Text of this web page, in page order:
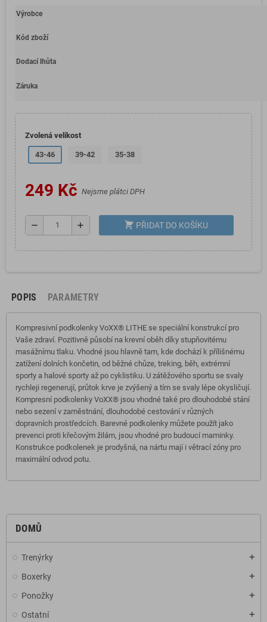
DOMŮ
Trenýrky add
Boxerky add
Ponožky add
Ostatní add
Výrobce
Kód zboží
Dodací lhůta
Záruka
Zvolená velikost
43-46 39-42 35-38
249 Kč Nejsme plátci DPH
remove add shopping_cart PŘIDAT DO KOŠÍKU
POPIS PARAMETRY
Kompresivní podkolenky VoXX® LITHE se speciální konstrukcí pro
Vaše zdraví. Pozitivně působí na krevní oběh díky stupňovitému
masážnímu tlaku. Vhodné jsou hlavně tam, kde dochází k přílišnému
zatížení dolních končetin, od běžné chůze, treking, běh, extrémní
sporty a halové sporty až po cyklistiku. U zátěžového sportu se svaly
rychleji regenerují, průtok krve je zvýšený a tím se svaly lépe okysličují.
Kompresní podkolenky VoXX® jsou vhodné také pro dlouhodobé stání
nebo sezení v zaměstnání, dlouhodobé cestování v různých
dopravních prostředcích. Barevné podkolenky můžete použít jako
prevenci proti křečovým žilám, jsou vhodné pro budoucí maminky.
Konstrukce podkolenek je prodyšná, na nártu mají i větrací zóny pro
maximální odvod potu.